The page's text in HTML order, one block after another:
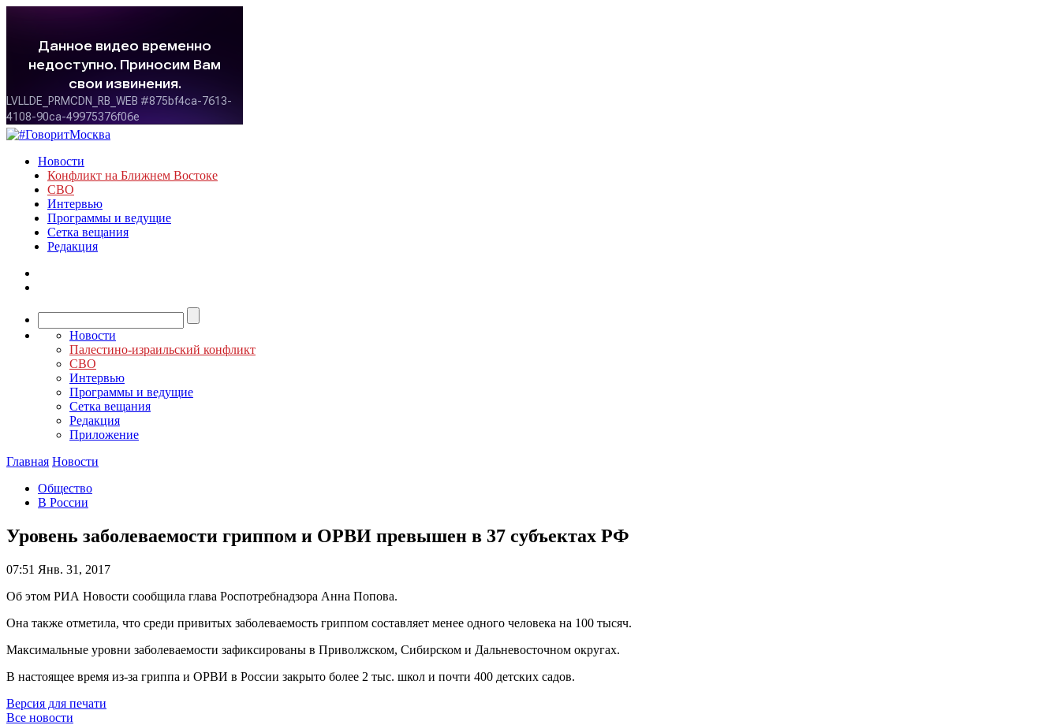
Новости
Конфликт на Ближнем Востоке
СВО
Интервью
Программы и ведущие
Сетка вещания
Редакция
Новости
Палестино-израильский конфликт
СВО
Интервью
Программы и ведущие
Сетка вещания
Редакция
Приложение
Главная Новости
Общество
В России
Уровень заболеваемости гриппом и ОРВИ превышен в 37 субъектах РФ
07:51 Янв. 31, 2017
Об этом РИА Новости сообщила глава Роспотребнадзора Анна Попова.
Она также отметила, что среди привитых заболеваемость гриппом составляет менее одного человека на 100 тысяч.
Максимальные уровни заболеваемости зафиксированы в Приволжском, Сибирском и Дальневосточном округах.
В настоящее время из-за гриппа и ОРВИ в России закрыто более 2 тыс. школ и почти 400 детских садов.
Версия для печати
Все новости